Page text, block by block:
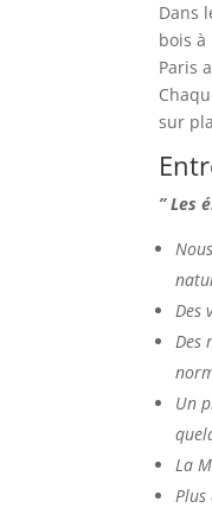
Dans
bois à
Paris
sur
” Les
Des
Des
Un
La
Plus